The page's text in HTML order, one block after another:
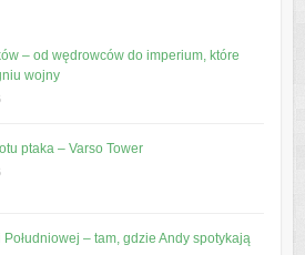
– od wędrowców do imperium, które
wojny
ptaka – Varso Tower
Południowej – tam, gdzie Andy spotykają